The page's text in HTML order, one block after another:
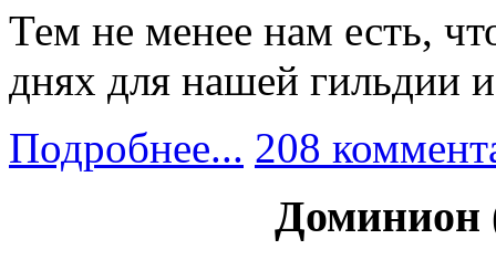
Тем не менее нам есть,
днях для нашей гильдии
Подробнее... 208
Доминион